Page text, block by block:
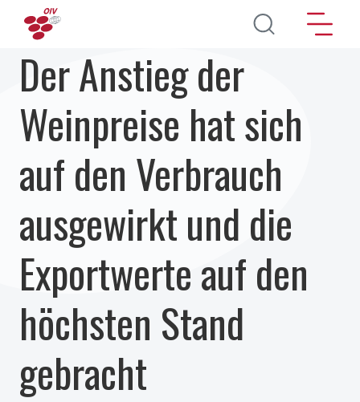
Direkt zum Inhalt
Der Anstieg der
Weinpreise hat sich
auf den Verbrauch
ausgewirkt und die
Exportwerte auf den
höchsten Stand
gebracht